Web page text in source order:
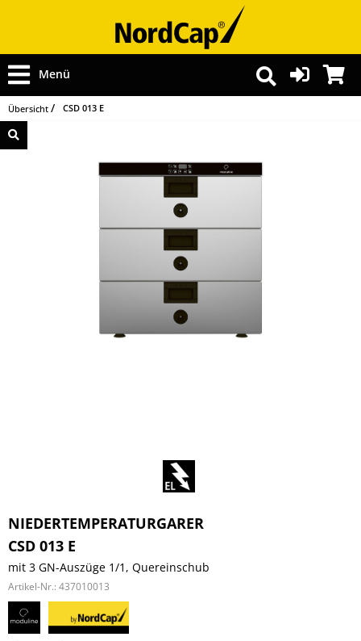
Menü
Übersicht CSD 013 E
NIEDERTEMPERATURGARER
CSD 013 E
mit 3 GN-Auszüge 1/1, Quereinschub
Artikel-Nr.: 437010013